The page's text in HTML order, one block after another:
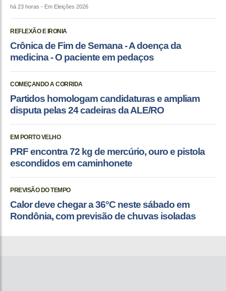
há 23 horas - Em Eleições 2026
REFLEXÃO E IRONIA
Crônica de Fim de Semana - A doença da
medicina - O paciente em pedaços
COMEÇANDO A CORRIDA
Partidos homologam candidaturas e ampliam
disputa pelas 24 cadeiras da ALE/RO
EM PORTO VELHO
PRF encontra 72 kg de mercúrio, ouro e pistola
escondidos em caminhonete
PREVISÃO DO TEMPO
Calor deve chegar a 36°C neste sábado em
Rondônia, com previsão de chuvas isoladas